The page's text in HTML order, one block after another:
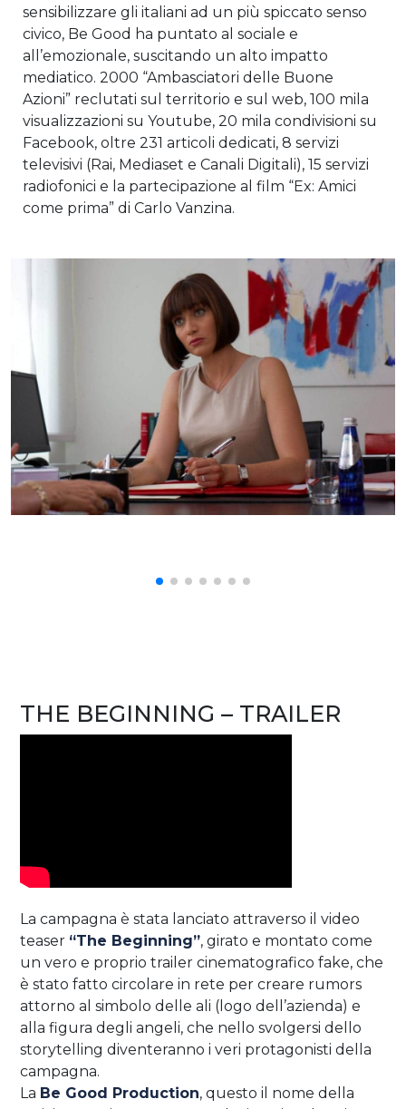
sensibilizzare gli italiani ad un più spiccato senso
civico, Be Good ha puntato al sociale e
all’emozionale, suscitando un alto impatto
mediatico. 2000 “Ambasciatori delle Buone
Azioni” reclutati sul territorio e sul web, 100 mila
visualizzazioni su Youtube, 20 mila condivisioni su
Facebook, oltre 231 articoli dedicati, 8 servizi
televisivi (Rai, Mediaset e Canali Digitali), 15 servizi
radiofonici e la partecipazione al film “Ex: Amici
come prima” di Carlo Vanzina.
THE BEGINNING – TRAILER
La campagna è stata lanciato attraverso il video
teaser “The Beginning”, girato e montato come
un vero e proprio trailer cinematografico fake, che
è stato fatto circolare in rete per creare rumors
attorno al simbolo delle ali (logo dell’azienda) e
alla figura degli angeli, che nello svolgersi dello
storytelling diventeranno i veri protagonisti della
campagna.
La Be Good Production, questo il nome della